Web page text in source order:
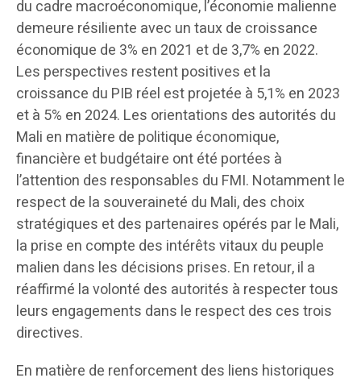
du cadre macroéconomique, l’économie malienne
demeure résiliente avec un taux de croissance
économique de 3% en 2021 et de 3,7% en 2022.
Les perspectives restent positives et la
croissance du PIB réel est projetée à 5,1% en 2023
et à 5% en 2024. Les orientations des autorités du
Mali en matière de politique économique,
financière et budgétaire ont été portées à
l’attention des responsables du FMI. Notamment le
respect de la souveraineté du Mali, des choix
stratégiques et des partenaires opérés par le Mali,
la prise en compte des intérêts vitaux du peuple
malien dans les décisions prises. En retour, il a
réaffirmé la volonté des autorités à respecter tous
leurs engagements dans le respect des ces trois
directives.
En matière de renforcement des liens historiques